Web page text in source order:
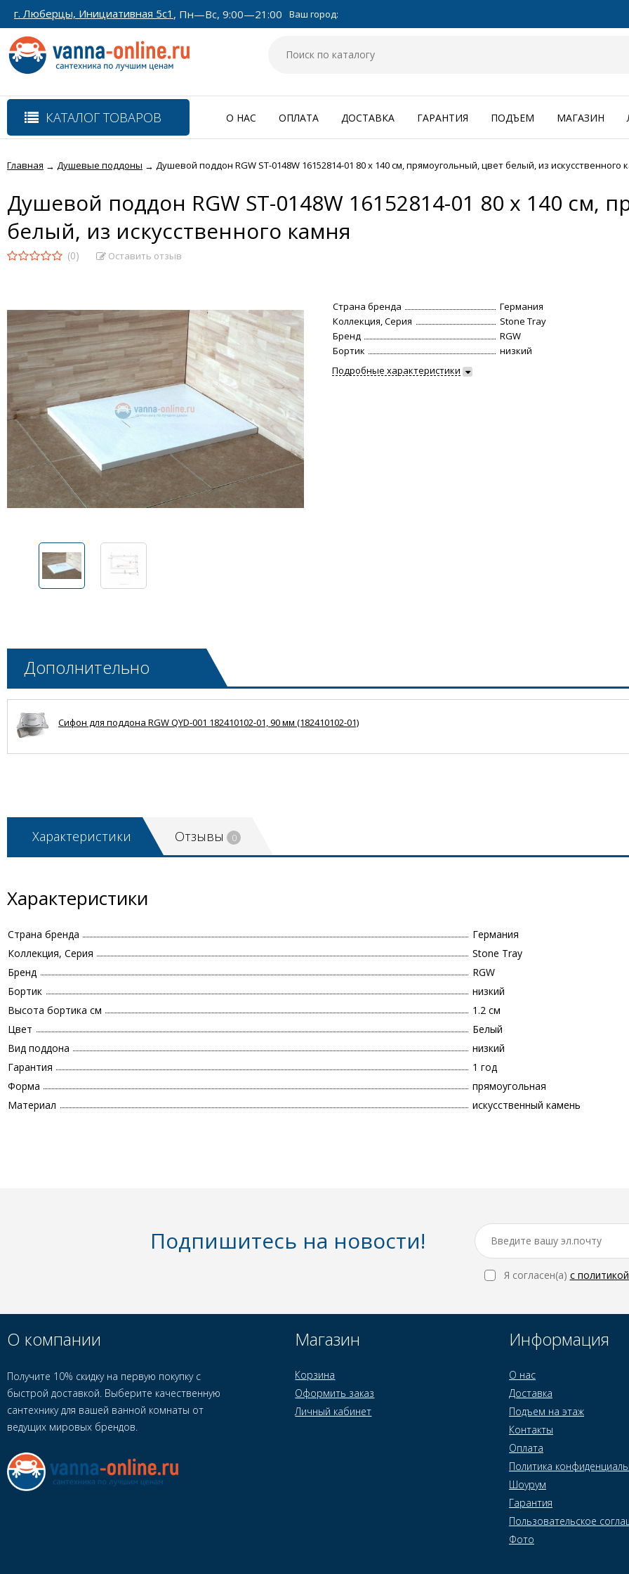
г. Люберцы, Инициативная 5с1 , Пн—Вс, 9:00—21:00 Ваш город:
КАТАЛОГ ТОВАРОВ О НАС ОПЛАТА ДОСТАВКА ГАРАНТИЯ ПОДЪЕМ МАГАЗИН
Главная → Душевые поддоны → Душевой поддон RGW ST-0148W 16152814-01 80 x 140 см, прямоугольный, цвет белый, из искусственного
Душевой поддон RGW ST-0148W 16152814-01 80 x 140 см,
белый, из искусственного камня
(0) Оставить отзыв
Страна бренда
Германия
Коллекция, Серия
Stone Tray
Бренд
RGW
Бортик
низкий
Подробные характеристики
Дополнительно
Сифон для поддона RGW QYD-001 182410102-01, 90 мм (182410102-01)
Характеристики Отзывы 0
Характеристики
Страна бренда
Германия
Коллекция, Серия
Stone Tray
Бренд
RGW
Бортик
низкий
Высота бортика см
1.2 см
Цвет
Белый
Вид поддона
низкий
Гарантия
1 год
Форма
прямоугольная
Материал
искусственный камень
Подпишитесь на новости!
Я согласен(a) с
О компании
Получите 10% скидку на первую покупку с
быстрой доставкой. Выберите качественную
сантехнику для вашей ванной комнаты от
ведущих мировых брендов.
Магазин
Корзина
Оформить заказ
Личный кабинет
Информация
О нас
Доставка
Подъем на этаж
Контакты
Оплата
Политика
Шоурум
Гарантия
Пользовательское
Фото